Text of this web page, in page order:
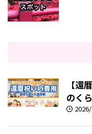
【還
のく